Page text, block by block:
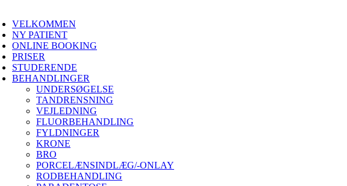
VELKOMMEN
NY PATIENT
ONLINE BOOKING
PRISER
STUDERENDE
BEHANDLINGER
UNDERSØGELSE
TANDRENSNING
VEJLEDNING
FLUORBEHANDLING
FYLDNINGER
KRONE
BRO
PORCELÆNSINDLÆG/-ONLAY
RODBEHANDLING